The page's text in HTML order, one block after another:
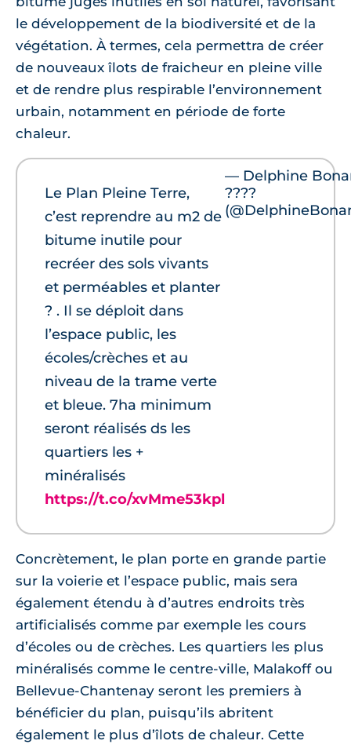
le développement de la biodiversité et de la
végétation. À termes, cela permettra de créer
de nouveaux îlots de fraicheur en pleine ville
et de rendre plus respirable l’environnement
urbain, notamment en période de forte
chaleur.
Le Plan Pleine Terre,
c’est reprendre au m2 de
bitume inutile pour
recréer des sols vivants
et perméables et planter
? . Il se déploit dans
l’espace public, les
écoles/crèches et au
niveau de la trame verte
et bleue. 7ha minimum
seront réalisés ds les
quartiers les +
minéralisés
https://t.co/xvMme53kpl
— Delphine
???️‍?
Concrètement, le plan porte en grande partie
sur la voierie et l’espace public, mais sera
également étendu à d’autres endroits très
artificialisés comme par exemple les cours
d’écoles ou de crèches. Les quartiers les plus
minéralisés comme le centre-ville, Malakoff ou
Bellevue-Chantenay seront les premiers à
bénéficier du plan, puisqu’ils abritent
également le plus d’îlots de chaleur. Cette